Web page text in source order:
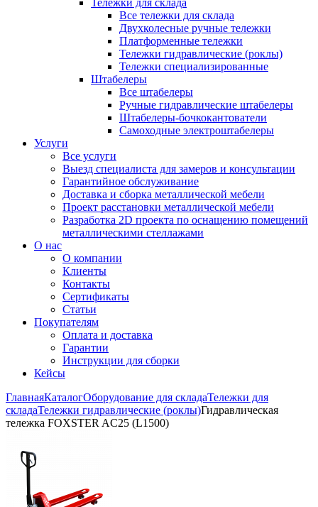
Тележки для склада
Все тележки для склада
Двухколесные ручные тележки
Платформенные тележки
Тележки гидравлические (роклы)
Тележки специализированные
Штабелеры
Все штабелеры
Ручные гидравлические штабелеры
Штабелеры-бочкокантователи
Самоходные электроштабелеры
Услуги
Все услуги
Выезд специалиста для замеров и консультации
Гарантийное обслуживание
Доставка и сборка металлической мебели
Проект расстановки металлической мебели
Разработка 2D проекта по оснащению помещений
металлическими стеллажами
О нас
О компании
Клиенты
Контакты
Сертификаты
Статьи
Покупателям
Оплата и доставка
Гарантии
Инструкции для сборки
Кейсы
ГлавнаяКаталогОборудование для складаТележки для
складаТележки гидравлические (роклы)Гидравлическая
тележка FOXSTER AC25 (L1500)